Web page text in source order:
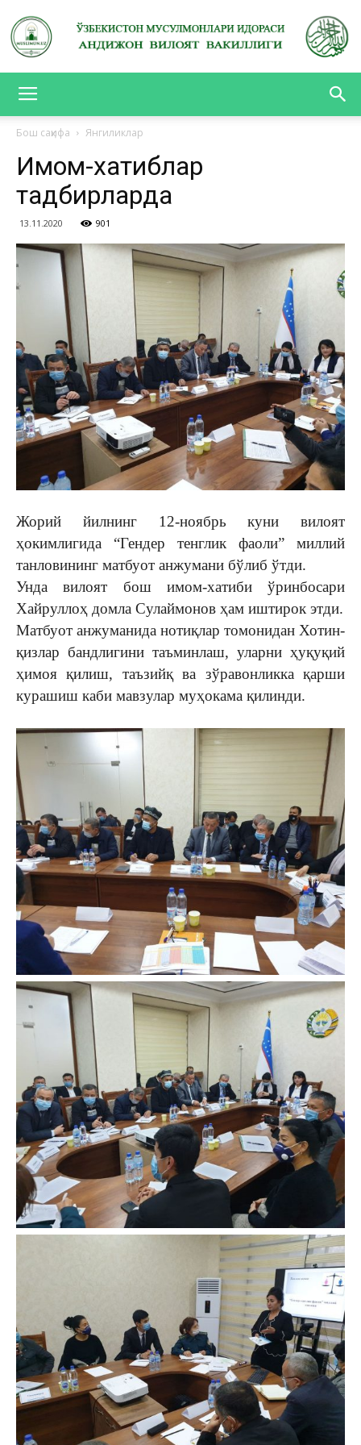
ВИЛОЯТ
ВАКИЛЛИГИ
Бош саҳифа Янгиликлар
Имом-хатиблар
тадбирларда
13.11.2020 901
Жорий йилнинг 12-ноябрь куни вилоят
ҳокимлигида “Гендер тенглик фаоли” миллий
танловининг матбуот анжумани бўлиб ўтди.
Унда вилоят бош имом-хатиби ўринбосари
Хайруллоҳ домла Сулаймонов ҳам иштирок этди.
Матбуот анжуманида нотиқлар томонидан Хотин-
қизлар бандлигини таъминлаш, уларни ҳуқуқий
ҳимоя қилиш, таъзийқ ва зўравонликка қарши
курашиш каби мавзулар муҳокама қилинди.